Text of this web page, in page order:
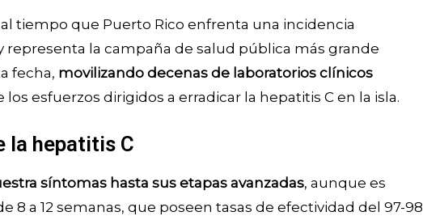
al tiempo que Puerto Rico enfrenta una incidencia
representa la campaña de salud pública más grande
fecha, movilizando decenas de laboratorios clínicos
los esfuerzos dirigidos a erradicar la hepatitis C en la isla.
la hepatitis C
síntomas hasta sus etapas avanzadas, aunque es
8 a 12 semanas, que poseen tasas de efectividad del 97-98